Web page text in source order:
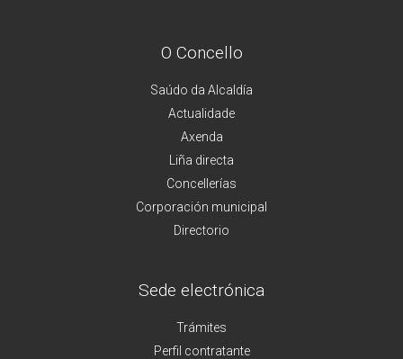
O Concello
Saúdo da Alcaldía
Actualidade
Axenda
Liña directa
Concellerías
Corporación municipal
Directorio
Sede electrónica
Trámites
Perfil contratante